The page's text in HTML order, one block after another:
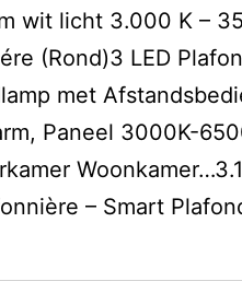
wit licht 3.000 K –
(Rond)3 LED
met
Paneel 3000K-
– Smart